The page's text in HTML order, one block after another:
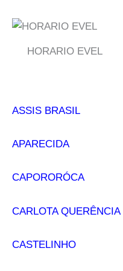
HORARIO EVEL
ASSIS BRASIL
APARECIDA
CAPORORÓCA
CARLOTA QUERÊNCIA
CASTELINHO